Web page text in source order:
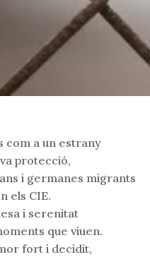
com a un estrany
protecció,
i germanes migrants
els CIE.
i serenitat
que viuen.
fort i decidit,